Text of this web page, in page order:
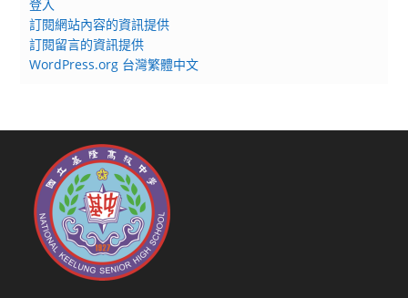
登入
訂閱網站內容的資訊提供
訂閱留言的資訊提供
WordPress.org 台灣繁體中文